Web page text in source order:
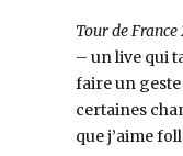
Tour de France
– un live qui
faire un
certaines
que j’aime